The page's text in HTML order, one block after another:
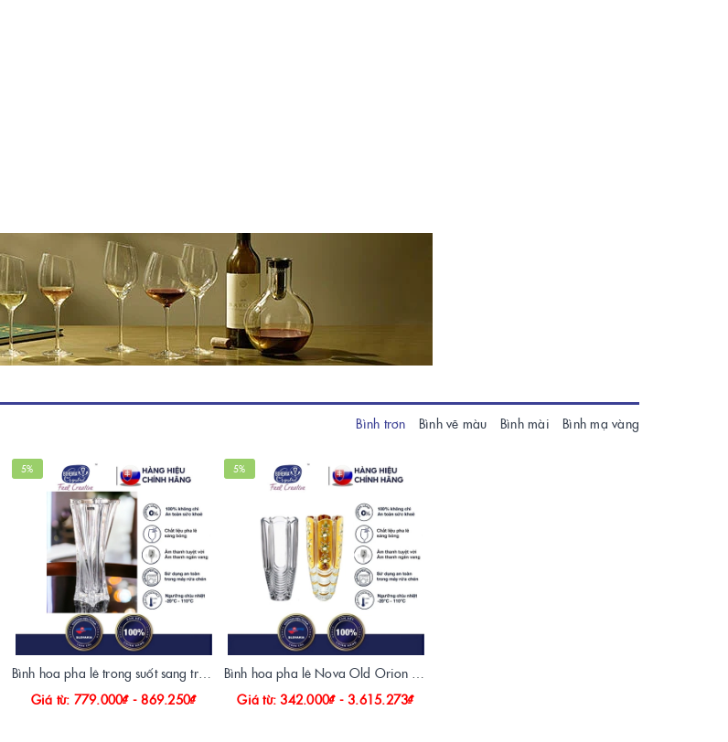
Bình trơn Bình vẽ màu Bình mài Bình mạ vàng
5%
Bình hoa pha lê trong suốt sang trọng Yoko
Giá từ: 779.000₫ - 869.250₫
5%
Giá từ: 342.000₫ - 3.615.273₫